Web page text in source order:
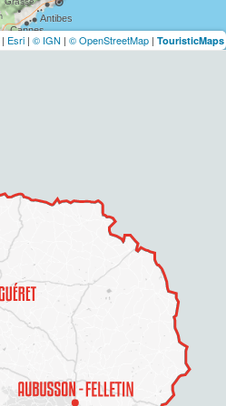
| Esri | © IGN | © OpenStreetMap | TouristicMaps